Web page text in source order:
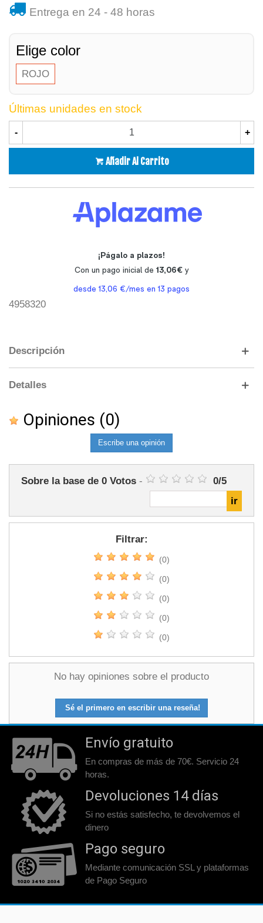
Entrega en 24 - 48 horas
Elige color
ROJO
Últimas unidades en stock
- +
Añadir Al Carrito
4958320
Descripción
Detalles
Opiniones (0)
Escribe una opinión
Sobre la base de 0 Votos - 0/5
Filtrar:
(0)
(0)
(0)
(0)
(0)
No hay opiniones sobre el producto
Sé el primero en escribir una reseña!
Envío gratuito
En compras de más de 70€. Servicio 24
horas.
Devoluciones 14 días
Si no estás satisfecho, te devolvemos el
dinero
Pago seguro
Mediante comunicación SSL y plataformas
de Pago Seguro